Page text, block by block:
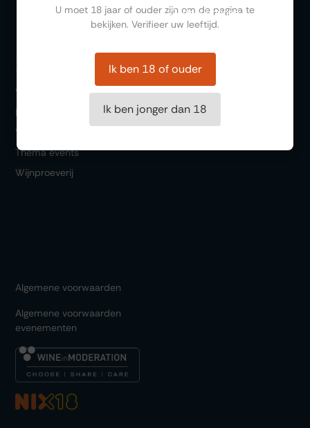
Cadeaubonnen
Bezoeken
Winkel
Bar 1717
Wijn & Spijs
Thema events
Wijnproeverij
Algemene voorwaarden
Algemene voorwaarden
evenementen
U moet 18 jaar of ouder zijn om de pagina te
bekijken. Verifieer uw leeftijd.
Ik ben 18 of ouder
Ik ben jonger dan 18